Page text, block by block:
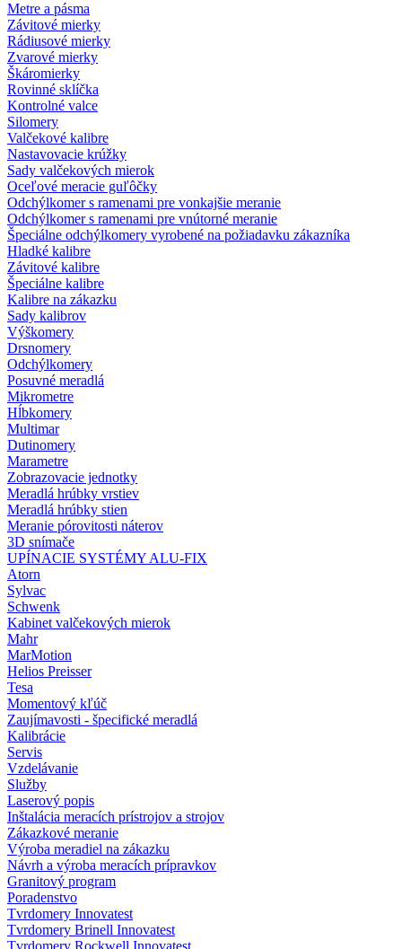
Metre a pásma
Závitové mierky
Rádiusové mierky
Zvarové mierky
Škáromierky
Rovinné sklíčka
Kontrolné valce
Silomery
Valčekové kalibre
Nastavovacie krúžky
Sady valčekových mierok
Oceľové meracie guľôčky
Odchýlkomer s ramenami pre vonkajšie meranie
Odchýlkomer s ramenami pre vnútorné meranie
Špeciálne odchýlkomery vyrobené na požiadavku zákazníka
Hladké kalibre
Závitové kalibre
Špeciálne kalibre
Kalibre na zákazku
Sady kalibrov
Výškomery
Drsnomery
Odchýlkomery
Posuvné meradlá
Mikrometre
Hĺbkomery
Multimar
Dutinomery
Marametre
Zobrazovacie jednotky
Meradlá hrúbky vrstiev
Meradlá hrúbky stien
Meranie pórovitosti náterov
3D snímače
UPÍNACIE SYSTÉMY ALU-FIX
Atorn
Sylvac
Schwenk
Kabinet valčekových mierok
Mahr
MarMotion
Helios Preisser
Tesa
Momentový kľúč
Zaujímavosti - špecifické meradlá
Kalibrácie
Servis
Vzdelávanie
Služby
Laserový popis
Inštalácia meracích prístrojov a strojov
Zákazkové meranie
Výroba meradiel na zákazku
Návrh a výroba meracích prípravkov
Granitový program
Poradenstvo
Tvrdomery Innovatest
Tvrdomery Brinell Innovatest
Tvrdomery Rockwell Innovatest